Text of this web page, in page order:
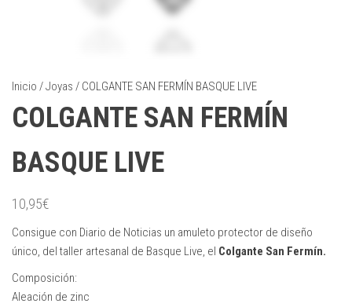
Inicio /Joyas / COLGANTE SAN FERMÍN BASQUE LIVE
COLGANTE SAN FERMÍN
BASQUE LIVE
10,95€
Consigue con Diario de Noticias un amuleto protector de diseño
único, del taller artesanal de Basque Live, el Colgante San Fermín.
Composición:
Aleación de zinc